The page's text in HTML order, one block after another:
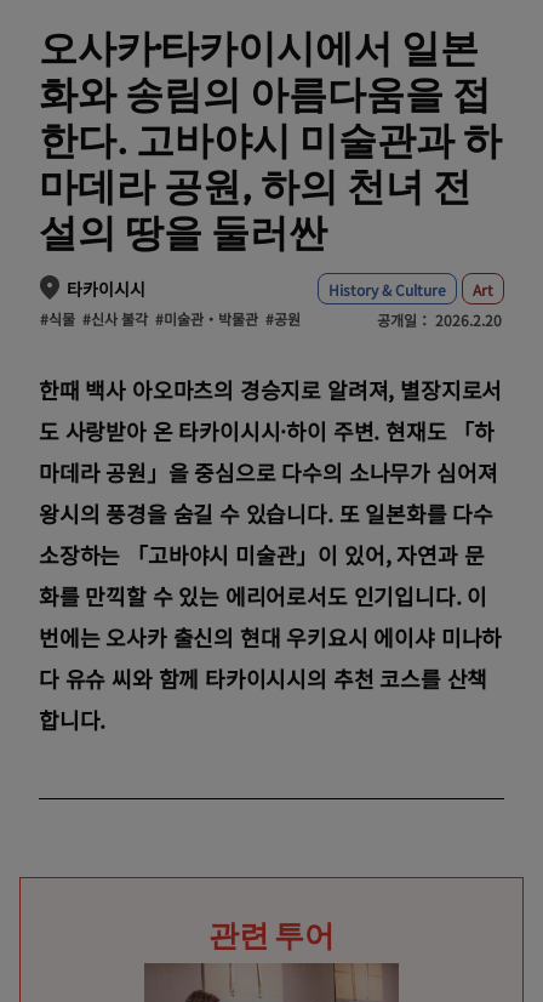
오사카·타카이시에서 일본
화와 송림의 아름다움을 접
한다. 고바야시 미술관과 하
마데라 공원, 하의 천녀 전
설의 땅을 둘러싼
타카이시시 History & Culture
Art
#식물 #신사 불각 #미술관・박물관 #공원 공개일： 2026.2.20
한때 백사 아오마츠의 경승지로 알려져, 별장지로서
도 사랑받아 온 타카이시시·하이 주변. 현재도 「하
마데라 공원」을 중심으로 다수의 소나무가 심어져
왕시의 풍경을 숨길 수 있습니다. 또 일본화를 다수
소장하는 「고바야시 미술관」이 있어, 자연과 문
화를 만끽할 수 있는 에리어로서도 인기입니다. 이
번에는 오사카 출신의 현대 우키요시 에이샤 미나하
다 유슈 씨와 함께 타카이시시의 추천 코스를 산책
합니다.
관련 투어